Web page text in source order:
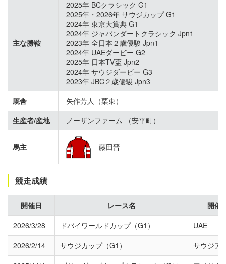
主な勝鞍
2025年 BCクラシック G1
2025年・2026年 サウジカップ G1
2024年 東京大賞典 G1
2024年 ジャパンダートクラシック Jpn1
2023年 全日本２歳優駿 Jpn1
2024年 UAEダービー G2
2025年 日本TV盃 Jpn2
2024年 サウジダービー G3
2023年 JBC２歳優駿 Jpn3
厩舎
矢作芳人（栗東）
生産者/産地
ノーザンファーム （安平町）
馬主 藤田晋
競走成績
開催日 レース名
開催
2026/3/28
ドバイワールドカップ（G1）
UAE
2026/2/14
サウジカップ（G1）
サウジア